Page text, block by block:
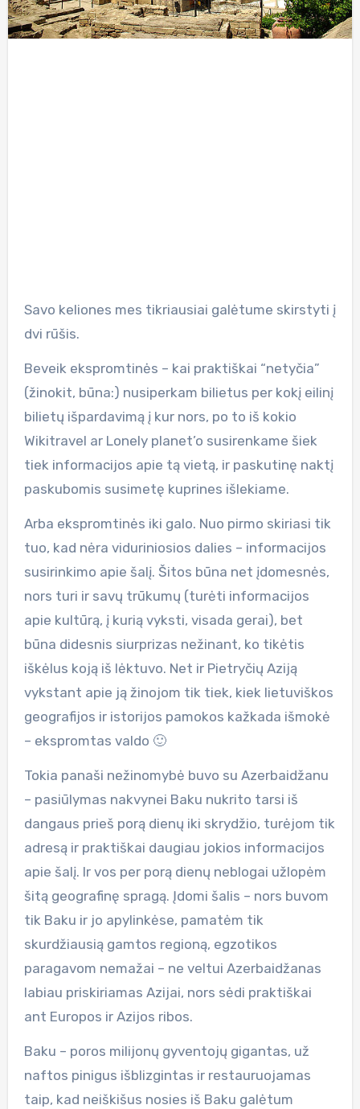
Savo keliones mes tikriausiai galėtume skirstyti į
dvi rūšis.
Beveik ekspromtinės – kai praktiškai “netyčia”
(žinokit, būna:) nusiperkam bilietus per kokį eilinį
bilietų išpardavimą į kur nors, po to iš kokio
Wikitravel ar Lonely planet’o susirenkame šiek
tiek informacijos apie tą vietą, ir paskutinę naktį
paskubomis susimetę kuprines išlekiame.
Arba ekspromtinės iki galo. Nuo pirmo skiriasi tik
tuo, kad nėra viduriniosios dalies – informacijos
susirinkimo apie šalį. Šitos būna net įdomesnės,
nors turi ir savų trūkumų (turėti informacijos
apie kultūrą, į kurią vyksti, visada gerai), bet
būna didesnis siurprizas nežinant, ko tikėtis
iškėlus koją iš lėktuvo. Net ir Pietryčių Aziją
vykstant apie ją žinojom tik tiek, kiek lietuviškos
geografijos ir istorijos pamokos kažkada išmokė
– ekspromtas valdo 🙂
Tokia panaši nežinomybė buvo su Azerbaidžanu
– pasiūlymas nakvynei Baku nukrito tarsi iš
dangaus prieš porą dienų iki skrydžio, turėjom tik
adresą ir praktiškai daugiau jokios informacijos
apie šalį. Ir vos per porą dienų neblogai užlopėm
šitą geografinę spragą. Įdomi šalis – nors buvom
tik Baku ir jo apylinkėse, pamatėm tik
skurdžiausią gamtos regioną, egzotikos
paragavom nemažai – ne veltui Azerbaidžanas
labiau priskiriamas Azijai, nors sėdi praktiškai
ant Europos ir Azijos ribos.
Baku – poros milijonų gyventojų gigantas, už
naftos pinigus išblizgintas ir restauruojamas
taip, kad neiškišus nosies iš Baku galėtum